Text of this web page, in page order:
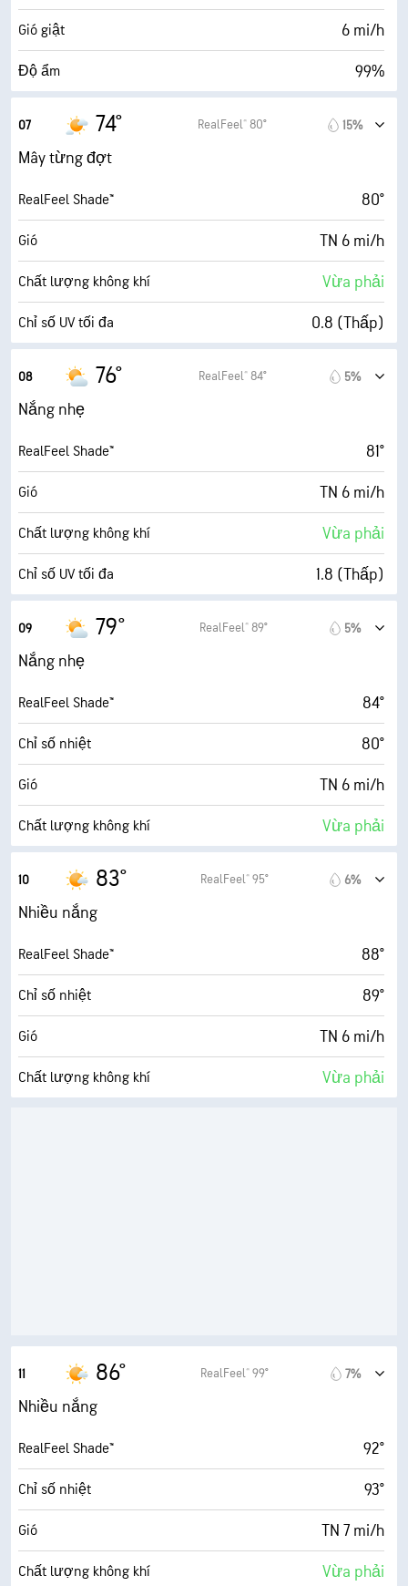
Gió giật 6 mi/h
Độ ẩm 99%
Điểm sương
AccuLumen Brightness Index™
Mật độ mây 65%
Tầm nhìn 10 dặm
Trần mây 30000 ft
07 74° RealFeel® 80° 15%
Mây từng đợt
RealFeel Shade™ 80°
Gió TN 6 mi/h
Chất lượng không khí Vừa phải
Chỉ số UV tối đa 0.8 (Thấp)
Độ ẩm
Điểm sương 72° F
AccuLumen Brightness Index™ 4 (Mờ)
Mật độ mây 64%
Tầm nhìn 10 dặm
08 76° RealFeel® 84° 5%
Nắng nhẹ
RealFeel Shade™ 81°
Gió TN 6 mi/h
Chất lượng không khí Vừa phải
Chỉ số UV tối đa 1.8 (Thấp)
Độ ẩm
Điểm sương 72° F
AccuLumen Brightness Index™ 9 (Rất sáng)
Mật độ mây 37%
Tầm nhìn 10 dặm
09 79° RealFeel® 89° 5%
Nắng nhẹ
RealFeel Shade™ 84°
Chỉ số nhiệt 80°
Gió TN 6 mi/h
Chất lượng không khí Vừa phải
Chỉ số UV tối đa
Gió giật
Độ ẩm 82%
Điểm sương 73° F
AccuLumen Brightness Index™ 9 (Rất sáng)
Mật độ mây 33%
10 83° RealFeel® 95° 6%
Nhiều nắng
RealFeel Shade™ 88°
Chỉ số nhiệt 89°
Gió TN 6 mi/h
Chất lượng không khí Vừa phải
Tầm nhìn 10 dặm
Trần mây
11 86° RealFeel® 99° 7%
Nhiều nắng
RealFeel Shade™ 92°
Chỉ số nhiệt 93°
Gió TN 7 mi/h
Chất lượng không khí Vừa phải